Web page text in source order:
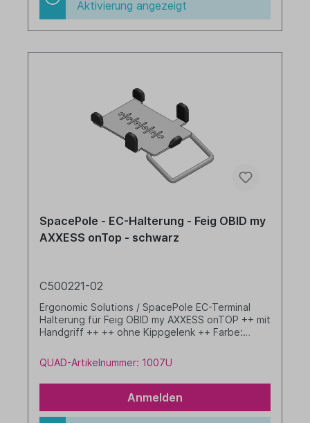
Aktivierung angezeigt
SpacePole - EC-Halterung - Feig OBID my
AXXESS onTop - schwarz
C500221-02
Ergonomic Solutions / SpacePole EC-Terminal
Halterung für Feig OBID my AXXESS onTOP ++ mit
Handgriff ++ ++ ohne Kippgelenk ++ Farbe:
QUAD-Artikelnummer: 1007U
Anmelden